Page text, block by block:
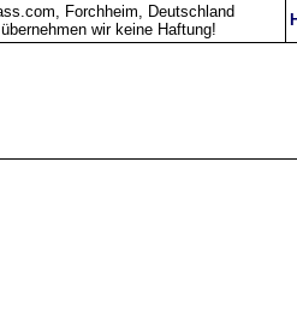
Forchheim, Deutschland
wir keine Haftung!